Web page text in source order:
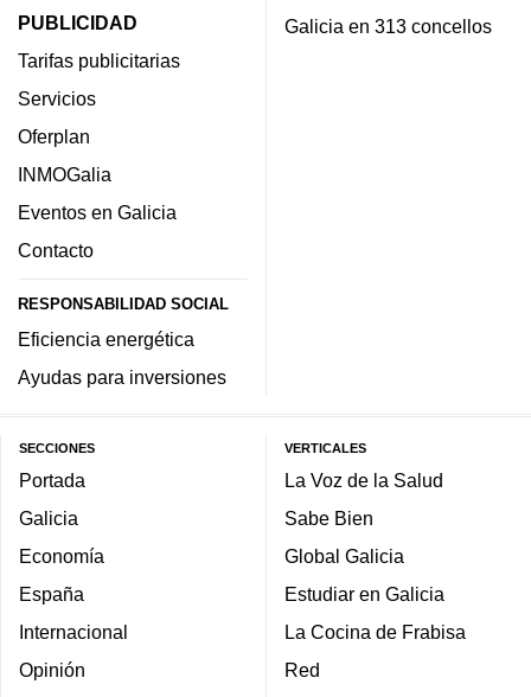
PUBLICIDAD
Tarifas publicitarias
Servicios
Oferplan
INMOGalia
Eventos en Galicia
Contacto
RESPONSABILIDAD SOCIAL
Eficiencia energética
Ayudas para inversiones
Galicia en 313 concellos
SECCIONES
Portada
Galicia
Economía
España
Internacional
Opinión
VERTICALES
La Voz de la Salud
Sabe Bien
Global Galicia
Estudiar en Galicia
La Cocina de Frabisa
Red